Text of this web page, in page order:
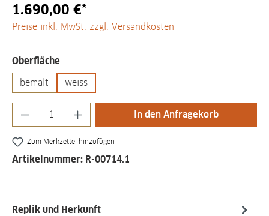
1.690,00 €*
Preise inkl. MwSt. zzgl. Versandkosten
Oberflächeauswählen
bemalt weiss
Produkt Anzahl: Gib den gewünschten
In den Anfragekorb
Zum Merkzettel hinzufügen
Artikelnummer: R-00714.1
Replik und Herkunft